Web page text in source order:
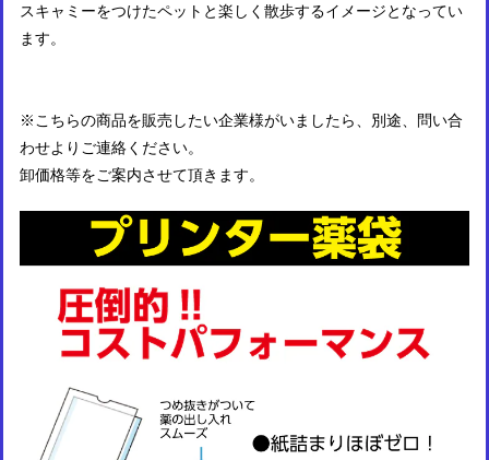
スキャミーをつけたペットと楽しく散歩するイメージとなってい
ます。
※こちらの商品を販売したい企業様がいましたら、別途、問い合
わせよりご連絡ください。
卸価格等をご案内させて頂きます。